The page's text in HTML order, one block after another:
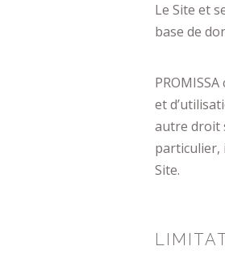
Le Site et
base de
et
autre droit
particulier,
Site.